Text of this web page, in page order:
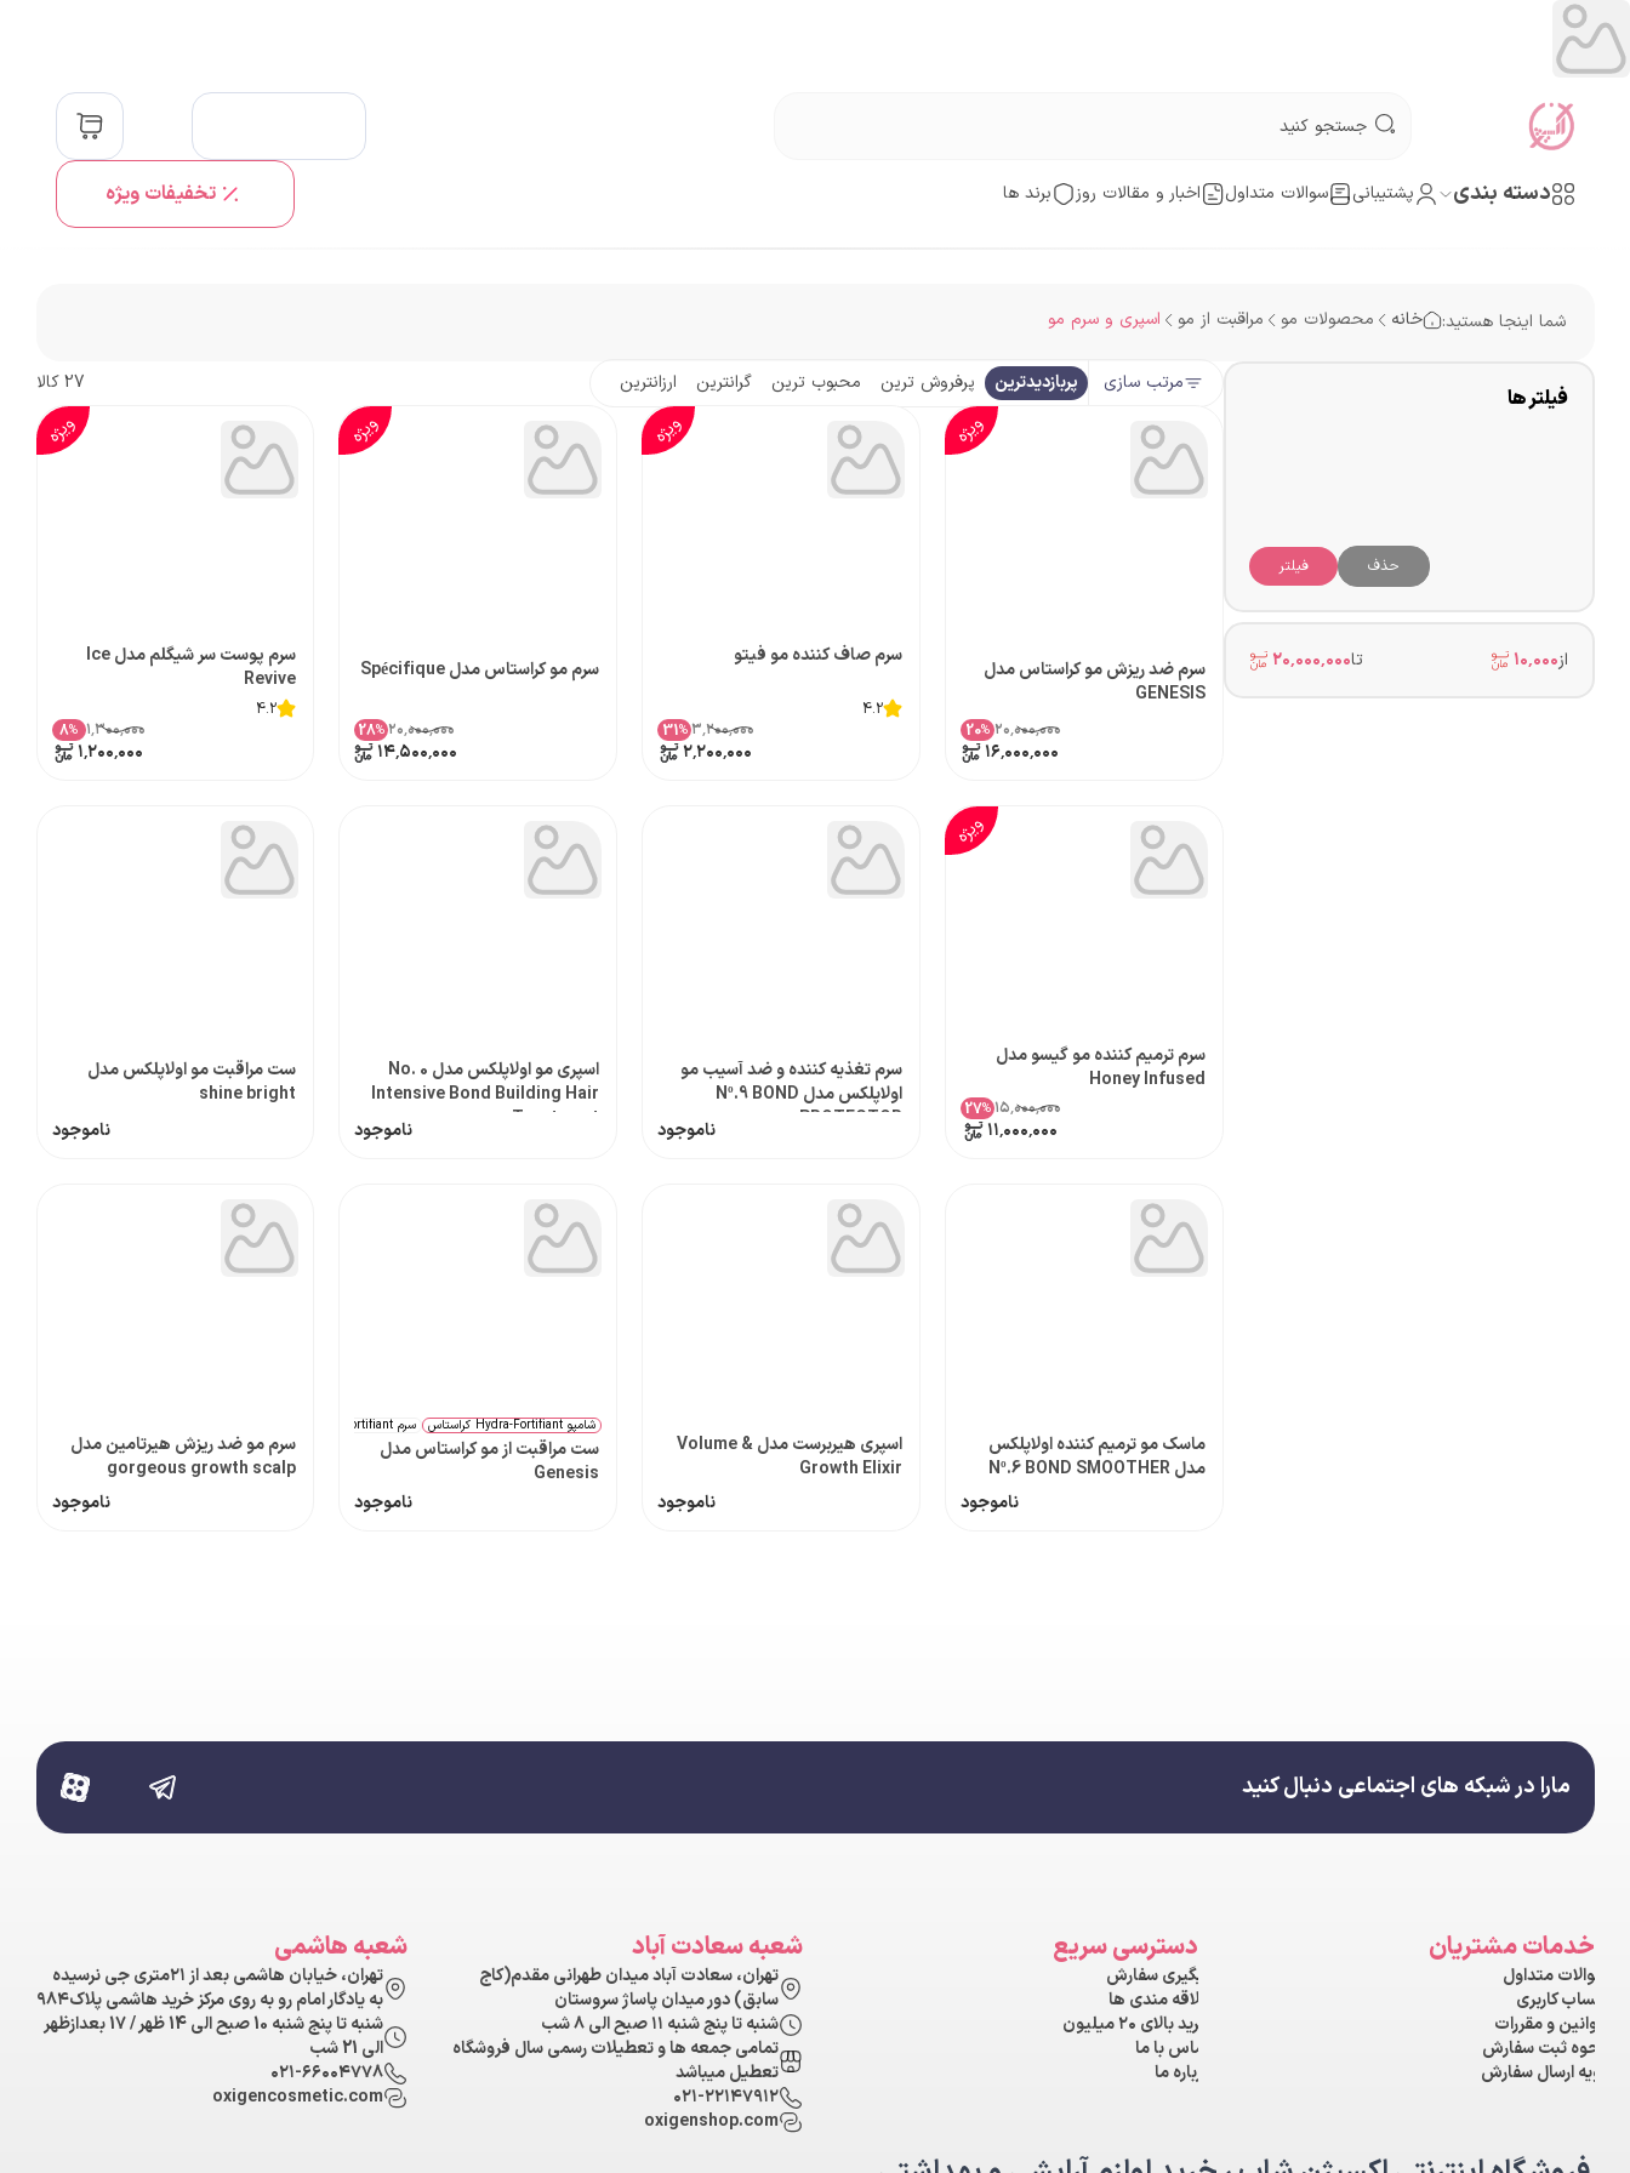
دسته بندی پشتیبانی سوالات متداول اخبار و مقالات روز برند ها تخفیفات ویژه
شما اینجا هستید: خانه محصولات مو مراقبت از مو اسپری و سرم مو
فیلتر ها
حذف فیلتر
از۱۰٬۰۰۰ تا۲۰٬۰۰۰٬۰۰۰
مرتب سازی پربازدیدترین پرفروش ترین محبوب ترین گرانترین ارزانترین 27کالا
ویژه
سرم ضد ریزش مو کراستاس مدل
GENESIS
۲۰٬۰۰۰٬۰۰۰ %
20
۱۶٬۰۰۰٬۰۰۰
ویژه
سرم صاف کننده مو فیتو
4.2
۳٬۲۰۰٬۰۰۰ %
31
۲٬۲۰۰٬۰۰۰
ویژه
سرم مو کراستاس مدل Spécifique
۲۰٬۰۰۰٬۰۰۰ %
28
۱۴٬۵۰۰٬۰۰۰
ویژه
سرم پوست سر شیگلم مدل Ice
Revive
4.2
۱٬۳۰۰٬۰۰۰ %
8
۱٬۲۰۰٬۰۰۰
ویژه
سرم ترمیم کننده مو گیسو مدل
Honey Infused
۱۵٬۰۰۰٬۰۰۰ %
27
۱۱٬۰۰۰٬۰۰۰
سرم تغذیه کننده و ضد آسیب مو
اولاپلکس مدل Nº.9 BOND
PROTECTOR
ناموجود
اسپری مو اولاپلکس مدل No. 0
Intensive Bond Building Hair
Treatment
ناموجود
ست مراقبت مو اولاپلکس مدل
shine bright
ناموجود
ماسک مو ترمیم کننده اولاپلکس
مدل Nº.6 BOND SMOOTHER
ناموجود
اسپری هیربرست مدل Volume &
Growth Elixir
ناموجود
شامپو Hydra-Fortifiant کراستاس سرم Fortifiant کراستاس
ست مراقبت از مو کراستاس مدل
Genesis
ناموجود
سرم مو ضد ریزش هیرتامین مدل
gorgeous growth scalp
ناموجود
مارا در شبکه های اجتماعی دنبال کنید
خدمات مشتریان
سوالات متداول
حساب کاربری
قوانین و مقررات
نحوه ثبت سفارش
رویه ارسال سفارش
دسترسی سریع
پیگیری سفارش
علاقه مندی ها
خرید بالای ۲۰ میلیون
تماس با ما
درباره ما
شعبه سعادت آباد
تهران، سعادت آباد میدان طهرانی مقدم(کاج
سابق) دور میدان پاساژ سروستان
شنبه تا پنج شنبه ۱۱ صبح الی ۸ شب
تمامی جمعه ها و تعطیلات رسمی سال فروشگاه
تعطیل میباشد
۰۲۱-۲۲۱۴۷۹۱۲
oxigenshop.com
شعبه هاشمی
تهران، خیابان هاشمی بعد از ۲۱متری جی نرسیده
به یادگار امام رو به روی مرکز خرید هاشمی پلاک۹۸۴
شنبه تا پنج شنبه 10 صبح الی 14 ظهر / 17 بعدازظهر
الی 21 شب
۰۲۱-۶۶۰۰۴۷۷۸
oxigencosmetic.com